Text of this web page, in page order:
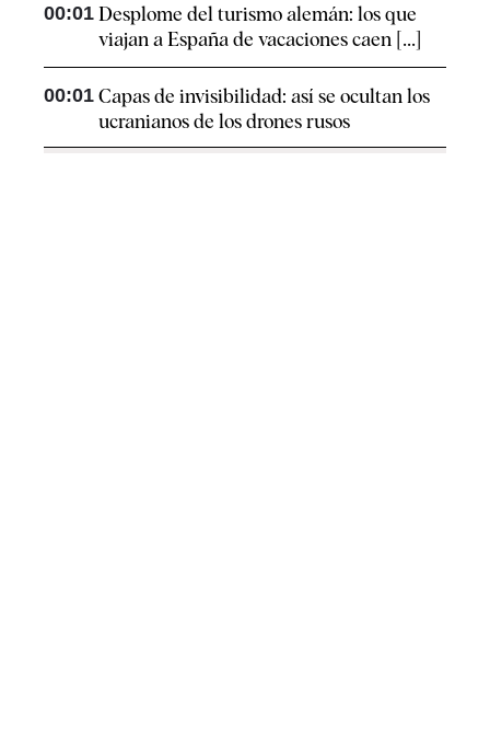
00:01 Desplome del turismo alemán: los que
viajan a España de vacaciones caen [...]
00:01 Capas de invisibilidad: así se ocultan los
ucranianos de los drones rusos